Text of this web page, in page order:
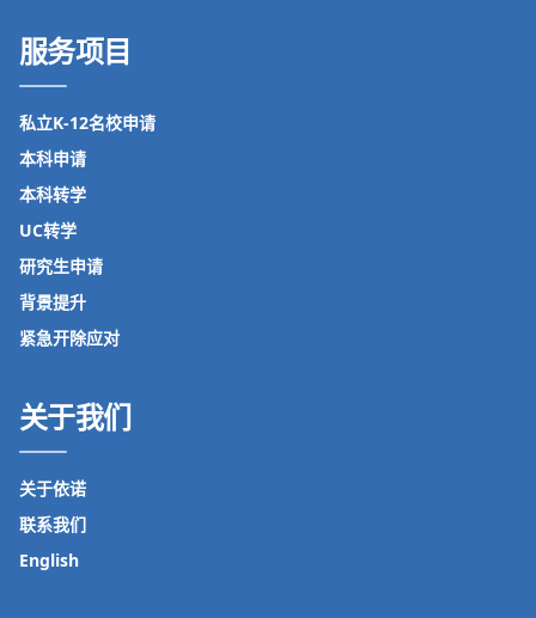
服务项目
私立K-12名校申请
本科申请
本科转学
UC转学
研究生申请
背景提升
紧急开除应对
关于我们
关于依诺
联系我们
English